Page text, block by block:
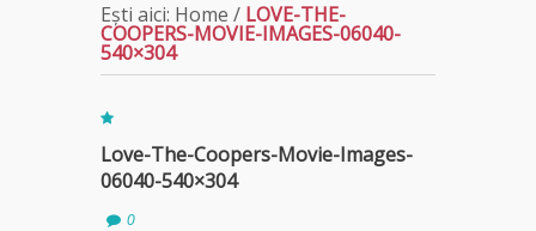
Ești aici: Home / LOVE-THE-
COOPERS-MOVIE-IMAGES-06040-
540×304
Love-The-Coopers-Movie-Images-
06040-540×304
0